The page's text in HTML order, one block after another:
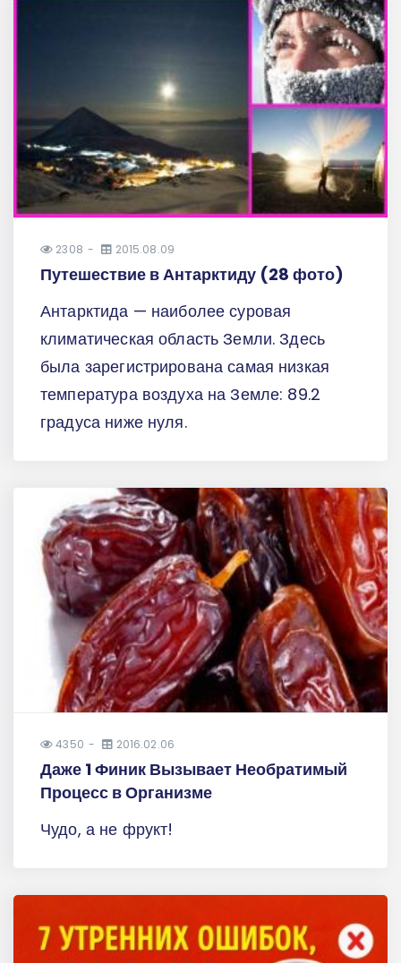
2308 2015.08.09
Путешествие в Антарктиду (28 фото)
Антарктида — наиболее суровая
климатическая область Земли. Здесь
была зарегистрирована самая низкая
температура воздуха на Земле: 89.2
градуса ниже нуля.
4350 2016.02.06
Даже 1 Финик Вызывает Необратимый
Процесс в Организме
Чудо, а не фрукт!